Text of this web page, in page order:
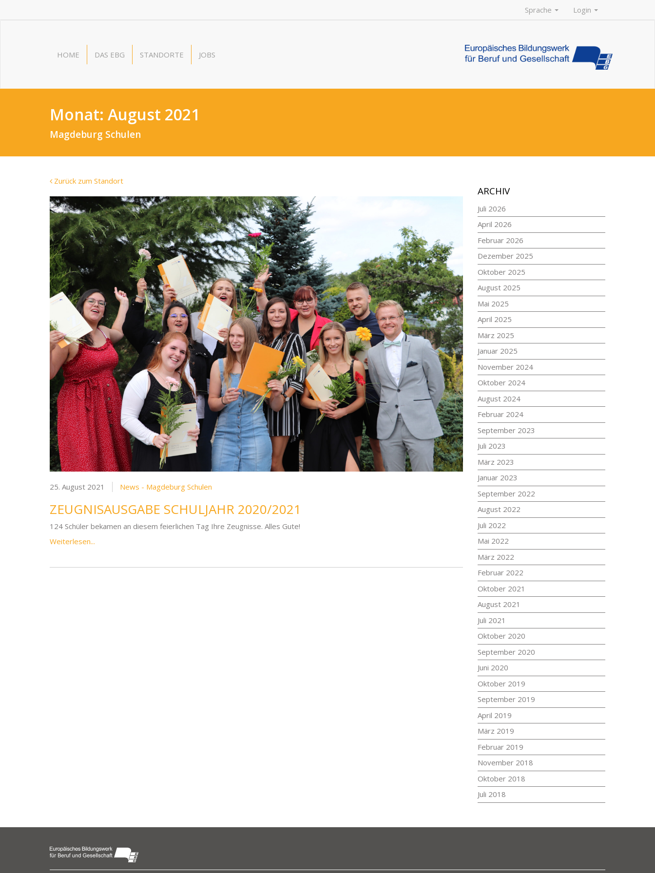
Sprache Login
HOME DAS EBG STANDORTE JOBS
Monat: August 2021
Magdeburg Schulen
Zurück zum Standort
25. August 2021 News - Magdeburg Schulen
ZEUGNISAUSGABE SCHULJAHR 2020/2021
124 Schüler bekamen an diesem feierlichen Tag Ihre Zeugnisse. Alles Gute!
Weiterlesen...
ARCHIV
Juli 2026
April 2026
Februar 2026
Dezember 2025
Oktober 2025
August 2025
Mai 2025
April 2025
März 2025
Januar 2025
November 2024
Oktober 2024
August 2024
Februar 2024
September 2023
Juli 2023
März 2023
Januar 2023
September 2022
August 2022
Juli 2022
Mai 2022
März 2022
Februar 2022
Oktober 2021
August 2021
Juli 2021
Oktober 2020
September 2020
Juni 2020
Oktober 2019
September 2019
April 2019
März 2019
Februar 2019
November 2018
Oktober 2018
Juli 2018